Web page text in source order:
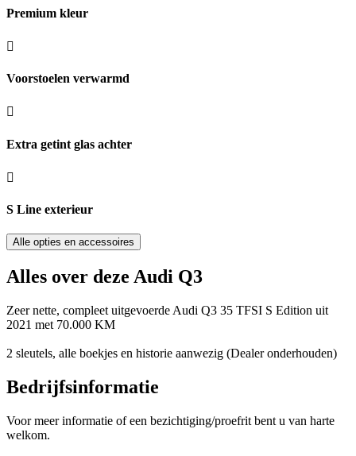
Premium kleur
Voorstoelen verwarmd
Extra getint glas achter
S Line exterieur
Alle opties en accessoires
Alles over deze Audi Q3
Zeer nette, compleet uitgevoerde Audi Q3 35 TFSI S Edition uit
2021 met 70.000 KM
2 sleutels, alle boekjes en historie aanwezig (Dealer onderhouden)
Bedrijfsinformatie
Voor meer informatie of een bezichtiging/proefrit bent u van harte
welkom.